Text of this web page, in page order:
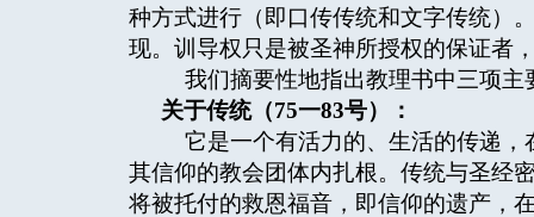
种方式进行（即口传传统和文字传统）
现。训导权只是被圣神所授权的保证者
我们摘要性地指出教理书中三项主
关于传统（75一83号）：
它是一个有活力的、生活的传递，
其信仰的教会团体内扎根。传统与圣经
将被托付的救恩福音，即信仰的遗产，